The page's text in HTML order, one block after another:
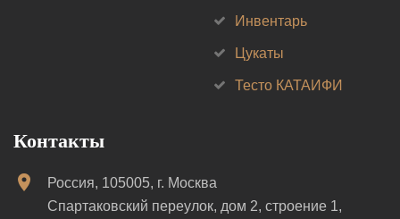
Инвентарь
Цукаты
Тесто КАТАИФИ
Контакты
Россия, 105005, г. Москва
Спартаковский переулок, дом 2, строение 1,